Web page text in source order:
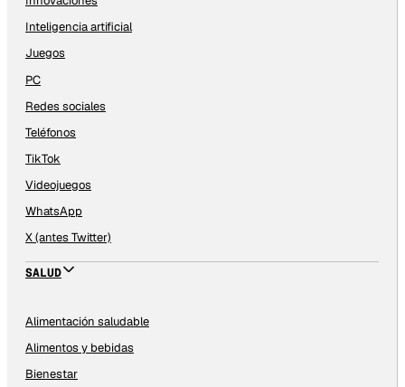
Inteligencia artificial
Juegos
PC
Redes sociales
Teléfonos
TikTok
Videojuegos
WhatsApp
X (antes Twitter)
SALUD
Alimentación saludable
Alimentos y bebidas
Bienestar